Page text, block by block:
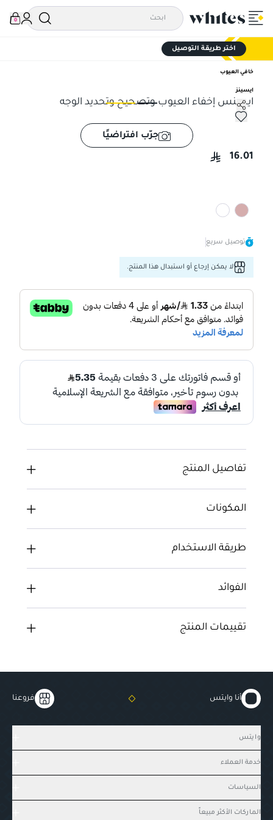
0
اختر طريقة التوصيل
خافي العيوب
ايسينز
ايسنس إخفاء العيوب وتصحيح وتحديد الوجه
ايسنس إخفاء العيوب وتصحيح وتحديد الوجه
جرّب افتراضيًا
16.01
توصيل سريع
لا يمكن إرجاع أو استبدال هذا المنتج.
تفاصيل المنتج
المكونات
طريقة الاستخدام
الفوائد
تقييمات المنتج
أنا وايتس فروعنا
وايتس
خدمة العملاء
السياسات
الماركات الأكثر مبيعاً